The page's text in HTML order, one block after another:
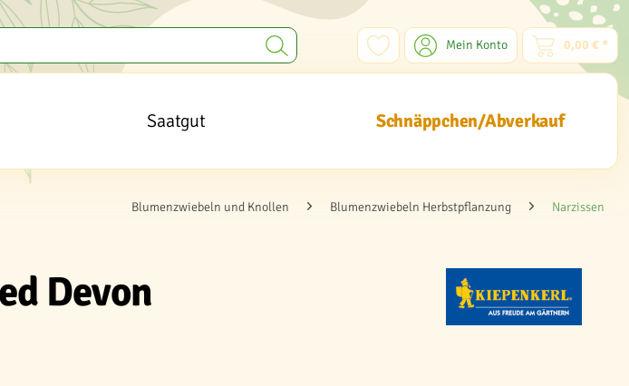
Mein Konto 0,00 € *
Saatgut Schnäppchen/Abverkauf
Blumenzwiebeln und Knollen Blumenzwiebeln Herbstpflanzung Narzissen
Devon